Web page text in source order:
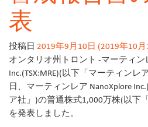
表
投稿日 2019年9月10日 (2019年10
オンタリオ州トロント -マーティ
Inc.(TSX:MRE)(以下「マーティン
日、マーティンレア NanoXplore
ア社」)の普通株式1,000万株(以下
を発表しました。